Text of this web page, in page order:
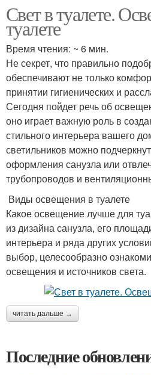
Свет в туалете.
туалете
Время чтения: ~ 6 мин.
Не секрет, что правильно
обеспечивают не только
принятии гигиенических и
Сегодня пойдет речь об
оно играет важную роль в
стильного интерьера вашего
светильников можно
оформления санузла или
трубопроводов и
Виды освещения в туалете
Какое освещение лучше для
из дизайна санузла, его
интерьера и ряда других
выбор, целесообразно
освещения и источников света.
читать дальше →
Последние